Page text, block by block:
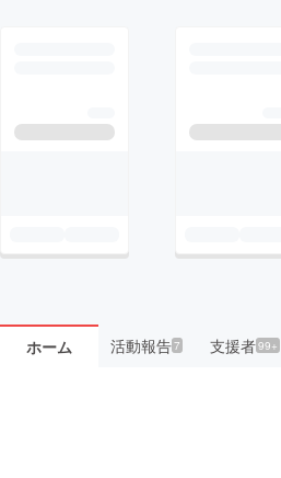
ホーム 活動報告7 支援者99+